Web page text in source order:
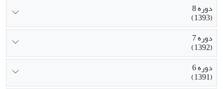
دوره 8
(1393)
دوره 7
(1392)
دوره 6
(1391)